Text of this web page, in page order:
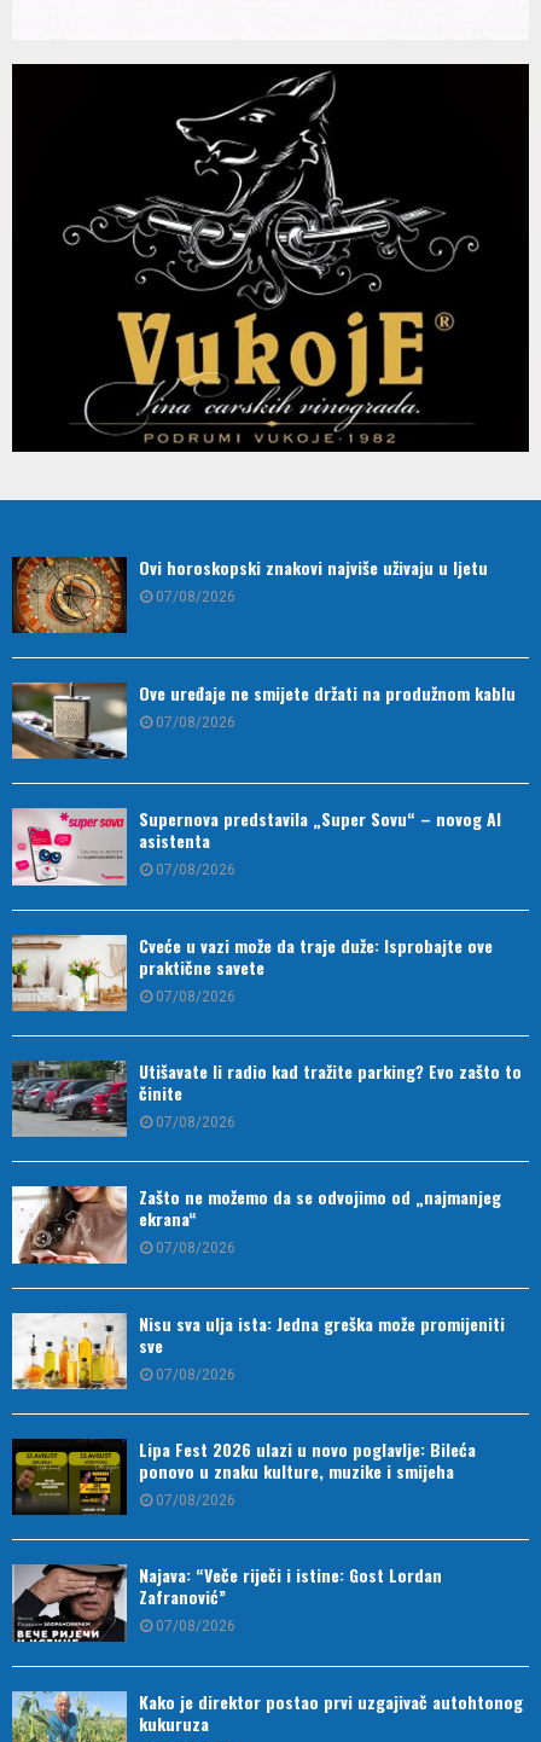
Ovi horoskopski znakovi najviše uživaju u ljetu
07/08/2026
Ove uređaje ne smijete držati na produžnom kablu
07/08/2026
Supernova predstavila „Super Sovu“ – novog AI
asistenta
07/08/2026
Cveće u vazi može da traje duže: Isprobajte ove
praktične savete
07/08/2026
Utišavate li radio kad tražite parking? Evo zašto to
činite
07/08/2026
Zašto ne možemo da se odvojimo od „najmanjeg
ekrana“
07/08/2026
Nisu sva ulja ista: Jedna greška može promijeniti
sve
07/08/2026
Lipa Fest 2026 ulazi u novo poglavlje: Bileća
ponovo u znaku kulture, muzike i smijeha
07/08/2026
Najava: “Veče riječi i istine: Gost Lordan
Zafranović”
07/08/2026
Kako je direktor postao prvi uzgajivač autohtonog
kukuruza